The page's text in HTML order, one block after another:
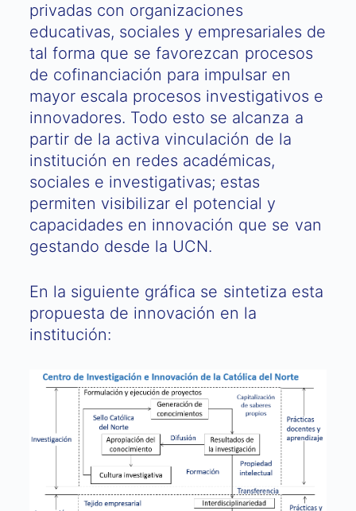
privadas con organizaciones
educativas, sociales y empresariales de
tal forma que se favorezcan procesos
de cofinanciación para impulsar en
mayor escala procesos investigativos e
innovadores. Todo esto se alcanza a
partir de la activa vinculación de la
institución en redes académicas,
sociales e investigativas; estas
permiten visibilizar el potencial y
capacidades en innovación que se van
gestando desde la UCN.
En la siguiente gráfica se sintetiza esta
propuesta de innovación en la
institución: